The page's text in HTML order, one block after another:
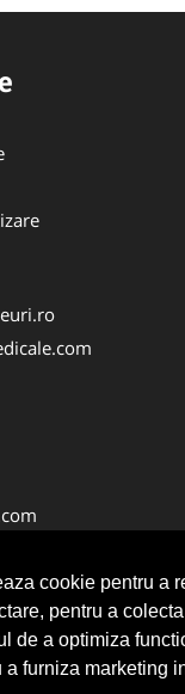
cookie pentru a
pentru a colecta
de a optimiza
furniza marketing